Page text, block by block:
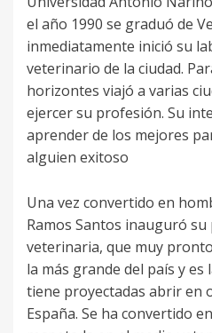
el año 1990 se graduó de
inmediatamente inició su
veterinario de la ciudad.
horizontes viajó a varias
ejercer su profesión. Su
aprender de los mejores
alguien exitoso
Una vez convertido en
Ramos Santos inauguró su
veterinaria, que muy
la más grande del país y
tiene proyectadas abrir en
España. Se ha convertido